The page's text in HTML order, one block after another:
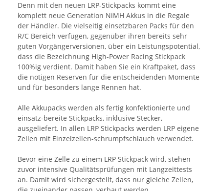
Denn mit den neuen LRP-Stickpacks kommt eine
komplett neue Generation NiMH Akkus in die Regale
der Händler. Die vielseitig einsetzbaren Packs für den
R/C Bereich verfügen, gegenüber ihren bereits sehr
guten Vorgängerversionen, über ein Leistungspotential,
dass die Bezeichnung High-Power Racing Stickpack
100%ig verdient. Damit haben Sie ein Kraftpaket, dass
die nötigen Reserven für die entscheidenden Momente
und für besonders lange Rennen hat.
Alle Akkupacks werden als fertig konfektionierte und
einsatz-bereite Stickpacks, inklusive Stecker,
ausgeliefert. In allen LRP Stickpacks werden LRP eigene
Zellen mit Einzelzellen-schrumpfschlauch verwendet.
Bevor eine Zelle zu einem LRP Stickpack wird, stehen
zuvor intensive Qualitätsprüfungen mit Langzeittests
an. Damit wird sichergestellt, dass nur gleiche Zellen,